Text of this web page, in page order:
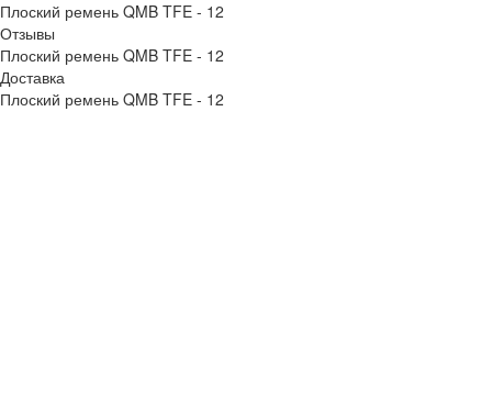
Плоский ремень QMB TFE - 12
Отзывы
Плоский ремень QMB TFE - 12
Доставка
Плоский ремень QMB TFE - 12